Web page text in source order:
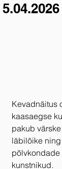
5.04.2026
Kevadnäitus
kaasaegse
pakub
läbilõike
kunstnikud.